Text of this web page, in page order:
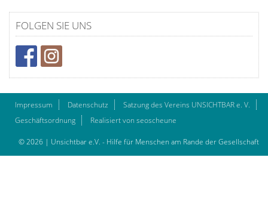
FOLGEN SIE UNS
Impressum Datenschutz
Satzung des Vereins UNSICHTBAR e. V.
Geschäftsordnung
Realisiert von seoscheune
© 2026 | Unsichtbar e.V. - Hilfe für Menschen am Rande der Gesellschaft